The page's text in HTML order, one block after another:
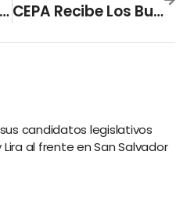
Se Identifican Tres Terrenos Para La Construcción De Las Viviendas Para Las Familias Afectadas De Nejapa, Según Vivienda CEPA Recibe Los Buques Que Transportan 1,544 Toneladas Métricas De Alimentos
sus candidatos legislativos
al frente en San Salvador